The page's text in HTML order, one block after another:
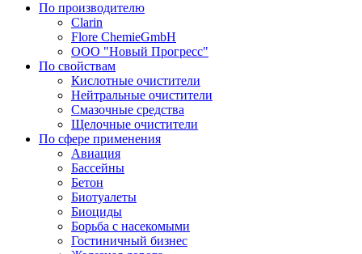
По производителю
Clarin
Flore ChemieGmbH
ООО "Новый Прогресс"
По свойствам
Кислотные очистители
Нейтральные очистители
Смазочные средства
Щелочные очистители
По сфере применения
Авиация
Бассейны
Бетон
Биотуалеты
Биоциды
Борьба с насекомыми
Гостиничный бизнес